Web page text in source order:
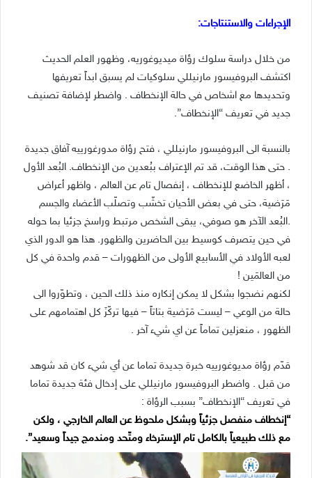
الإجراءات والاستنتاجات:
من خلال دراسة سلوك رؤاة ميديوغوريه، وظهور العلم الحديث
اكتشف البروفيسور مارنيللي سلوكيات لم يسبق ابداً تعريفها
وتحديدها مع اشخاص في حالة الإنخطاف . واضطر لإضافة تصنيف
جديد في تعريف “الإنخطاف”.
بالنسبة الى البروفيسور مارنيللي ، فتح رؤاة مدورغورييه آفاق جديدة
. حتى هذا الوقت، قد تم الإعتراف ببُعدين من الإنخطاف. البُعد الأول
، أظهر الخاضع للإنخطاف ، إنفصال تام عن العالم ، واظهر أعراض
مَرَضية، حتى في بعض الأحيان تخشّب وتصلّب الأعضاء والجسم
.البُعد الآخر هو صوفي، يبقى الشخص مرتبط وراسخ جزئيا بما حوله
في حين يتصرف كوسيط بين الحاضرين والظهور. هذا هو الدور الذي
لعبه الأولاد في الأسابيع الأولى من الظهورات – قدم واحدة في كل
من العالمَين !
لكنهم نضجوا بشكل لا يمكن إنكاره منذ ذلك الحين ، وتطوّروا الى
حالة من الوعي – ليست مَرَضية بتاتاً – فيها تركّزَ كل اهتمامهم على
الظهور ، منعزلين تماماً عن اي شيء آخر .
قدّم رؤاة مديوغورييه خبرة جديدة تماما عن أي شيء كان قد شوهد
من قبل . واضطر البروفيسور مارنيللي على إدخال فئة جديدة تماما
في تعريف “الإنخطاف” بسبب الرؤاة :
“إنخطاف منفصل جزئياً وبشكل ملحوظ عن العالم الخارجي ، ولكن
مع ذلك طبيعياً بالكامل تام الإسترخاء ومتّحد ومندمج جيداً وسعيد”.